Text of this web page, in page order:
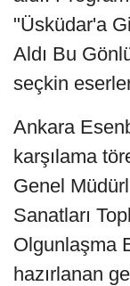
"Üsküdar'a
Aldı Bu
seçkin
Ankara
karşılama
Genel
Sanatları
Olgunlaşma
hazırlanan